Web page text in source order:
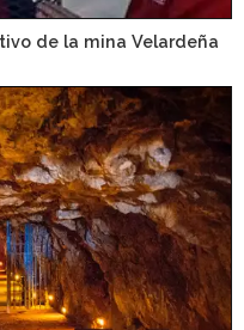
de la mina Velardeña